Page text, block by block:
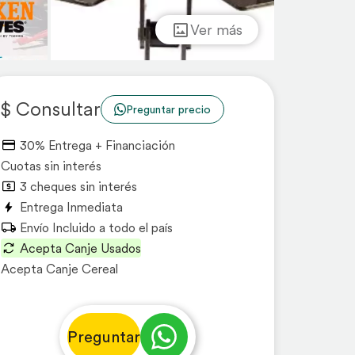
Ver más
$ Consultar Preguntar precio
30% Entrega + Financiación
Cuotas sin interés
3 cheques sin interés
Entrega Inmediata
Envío Incluido a todo el país
Acepta Canje Usados
Acepta Canje Cereal
Preguntar